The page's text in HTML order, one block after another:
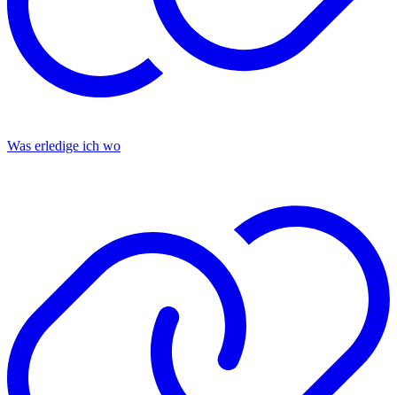
Was erledige ich wo